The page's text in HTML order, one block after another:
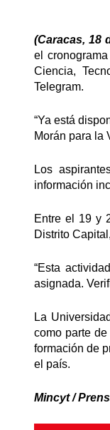
(Caracas, 18
el
Ciencia,
Telegram.
“Ya está
Morán para la
Los
información
Entre el 19 y
Distrito
“Esta
asignada.
La
como parte
formación de
el país.
Mincyt /